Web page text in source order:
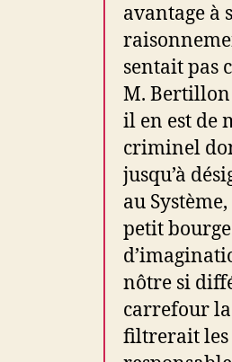
avantage à
sentait pas
M. Bertillon
il en est de
criminel
jusqu’à
au
petit
nôtre si
carrefour la
filtrerait les